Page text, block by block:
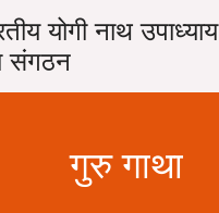
योगी नाथ उपाध्याय
संगठन
गुरु गाथा